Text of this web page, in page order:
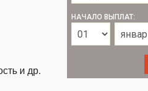
и др.
НАЧАЛО ВЫПЛАТ: